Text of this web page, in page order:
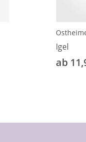
Igel
ab